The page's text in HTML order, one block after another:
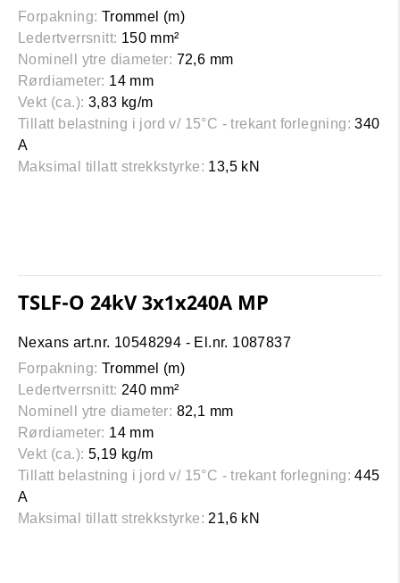
Forpakning: Trommel (m)
Ledertverrsnitt: 150 mm²
Nominell ytre diameter: 72,6 mm
Rørdiameter: 14 mm
Vekt (ca.): 3,83 kg/m
Tillatt belastning i jord v/ 15°C - trekant forlegning: 340
A
Maksimal tillatt strekkstyrke: 13,5 kN
TSLF-O 24kV 3x1x240A MP
Nexans art.nr. 10548294 - El.nr. 1087837
Forpakning: Trommel (m)
Ledertverrsnitt: 240 mm²
Nominell ytre diameter: 82,1 mm
Rørdiameter: 14 mm
Vekt (ca.): 5,19 kg/m
Tillatt belastning i jord v/ 15°C - trekant forlegning: 445
A
Maksimal tillatt strekkstyrke: 21,6 kN